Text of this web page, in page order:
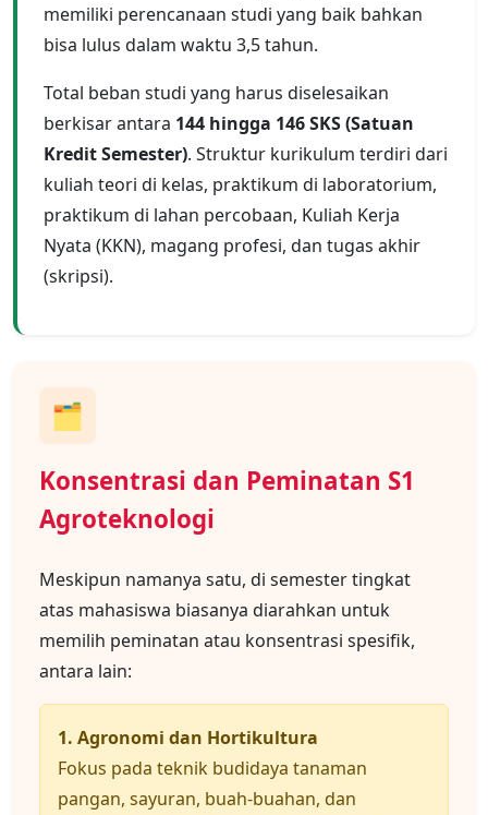
memiliki perencanaan studi yang baik bahkan
bisa lulus dalam waktu 3,5 tahun.
Total beban studi yang harus diselesaikan
berkisar antara 144 hingga 146 SKS (Satuan
Kredit Semester). Struktur kurikulum terdiri dari
kuliah teori di kelas, praktikum di laboratorium,
praktikum di lahan percobaan, Kuliah Kerja
Nyata (KKN), magang profesi, dan tugas akhir
(skripsi).
🗂️
Konsentrasi dan Peminatan S1
Agroteknologi
Meskipun namanya satu, di semester tingkat
atas mahasiswa biasanya diarahkan untuk
memilih peminatan atau konsentrasi spesifik,
antara lain:
1. Agronomi dan Hortikultura
Fokus pada teknik budidaya tanaman
pangan, sayuran, buah-buahan, dan